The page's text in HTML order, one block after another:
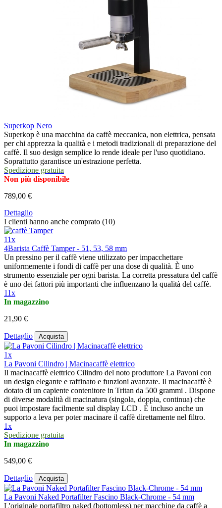
Superkop Nero
Superkop è una macchina da caffè meccanica, non elettrica, pensata
per chi apprezza la qualità e i metodi tradizionali di preparazione del
caffè. Il suo design semplice lo rende ideale per l'uso quotidiano.
Soprattutto garantisce un'estrazione perfetta.
Spedizione gratuita
Non più disponibile
789,00 €
Dettaglio
I clienti hanno anche comprato (10)
11x
4Barista Caffè Tamper - 51, 53, 58 mm
Un pressino per il caffè viene utilizzato per impacchettare
uniformemente i fondi di caffè per una dose di qualità. È uno
strumento essenziale per ogni barista. La corretta pressatura del caffè
è uno dei fattori più importanti che influenzano la qualità del caffè.
11x
In magazzino
21,90 €
Dettaglio Acquista
1x
La Pavoni Cilindro | Macinacaffè elettrico
Il macinacaffè elettrico Cilindro del noto produttore La Pavoni con
un design elegante e raffinato e funzioni avanzate. Il macinacaffè è
dotato di un capiente contenitore in Tritan da 500 grammi . Dispone
di diverse modalità di macinatura (singola, doppia, continua) che
puoi impostare facilmente sul display LCD . È incluso anche un
supporto a leva per poter macinare il caffè direttamente nel filtro.
1x
Spedizione gratuita
In magazzino
549,00 €
Dettaglio Acquista
La Pavoni Naked Portafilter Fascino Black-Chrome - 54 mm
L'originale portafiltro naked (bottomless) per macchine da caffè a